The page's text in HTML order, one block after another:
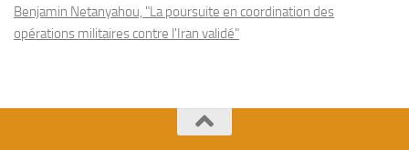
Benjamin Netanyahou, "La poursuite en coordination des
opérations militaires contre l'Iran validé"